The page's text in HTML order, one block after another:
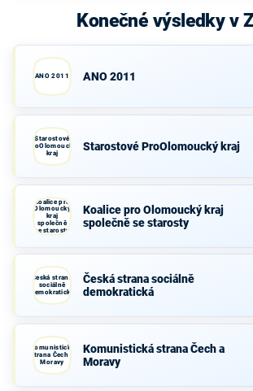
Konečné výsledky v
ANO 2011 ANO 2011
Starostové
ProOlomoucký
kraj
Starostové ProOlomoucký kraj
Koalice pro
Olomoucký
kraj
společně
se starosty
Koalice pro Olomoucký kraj
společně se starosty
Česká strana
sociálně
demokratická
Česká strana sociálně
demokratická
Komunistická
strana Čech a
Moravy
Komunistická strana Čech a
Moravy